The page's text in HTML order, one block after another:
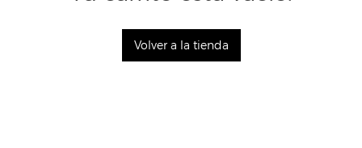
Volver a la tienda